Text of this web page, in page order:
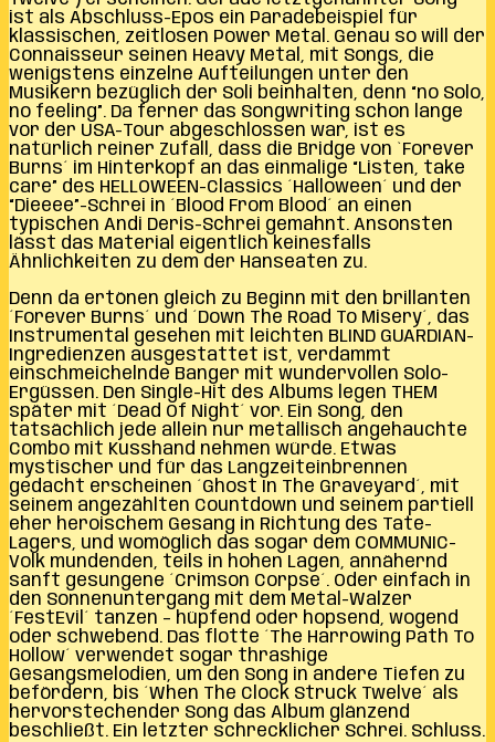
ist als Abschluss-Epos ein Paradebeispiel für
klassischen, zeitlosen Power Metal. Genau so will der
Connaisseur seinen Heavy Metal, mit Songs, die
wenigstens einzelne Aufteilungen unter den
Musikern bezüglich der Soli beinhalten, denn “no Solo,
no feeling”. Da ferner das Songwriting schon lange
vor der USA-Tour abgeschlossen war, ist es
natürlich reiner Zufall, dass die Bridge von `Forever
Burns´ im Hinterkopf an das einmalige “Listen, take
care” des HELLOWEEN-Classics ´Halloween´ und der
“Dieeee”-Schrei in ´Blood From Blood´ an einen
typischen Andi Deris-Schrei gemahnt. Ansonsten
lässt das Material eigentlich keinesfalls
Ähnlichkeiten zu dem der Hanseaten zu.
Denn da ertönen gleich zu Beginn mit den brillanten
´Forever Burns´ und ´Down The Road To Misery´, das
Instrumental gesehen mit leichten BLIND GUARDIAN-
Ingredienzen ausgestattet ist, verdammt
einschmeichelnde Banger mit wundervollen Solo-
Ergüssen. Den Single-Hit des Albums legen THEM
später mit ´Dead Of Night´ vor. Ein Song, den
tatsächlich jede allein nur metallisch angehauchte
Combo mit Kusshand nehmen würde. Etwas
mystischer und für das Langzeiteinbrennen
gedacht erscheinen ´Ghost In The Graveyard´, mit
seinem angezählten Countdown und seinem partiell
eher heroischem Gesang in Richtung des Tate-
Lagers, und womöglich das sogar dem COMMUNIC-
Volk mundenden, teils in hohen Lagen, annähernd
sanft gesungene ´Crimson Corpse´. Oder einfach in
den Sonnenuntergang mit dem Metal-Walzer
´FestEvil´ tanzen – hüpfend oder hopsend, wogend
oder schwebend. Das flotte ´The Harrowing Path To
Hollow´ verwendet sogar thrashige
Gesangsmelodien, um den Song in andere Tiefen zu
befördern, bis ´When The Clock Struck Twelve´ als
hervorstechender Song das Album glänzend
beschließt. Ein letzter schrecklicher Schrei. Schluss.